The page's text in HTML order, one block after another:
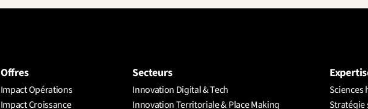
Offres
Impact Opérations
Impact Croissance
Secteurs
Innovation Digital & Tech
Innovation Territoriale & Place Making
Sciences
Stratégie